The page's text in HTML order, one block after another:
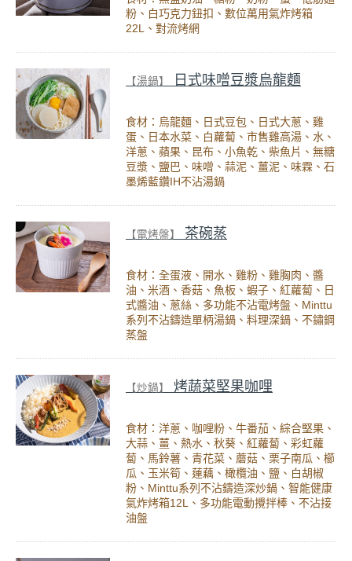
粉、白巧克力鈕扣、數位萬用氣炸烤箱
22L、對流烤網
【湯鍋】 日式味噌豆漿烏龍麵
食材：烏龍麵、日式豆包、日式大蔥、雞
蛋、日本水菜、白蘿蔔、市售雞高湯、水、
洋蔥、蘋果、昆布、小魚乾、柴魚片、無糖
豆漿、鹽巴、味噌、蒜泥、薑泥、味霖、石
墨烯藍鑽IH不沾湯鍋
【電烤盤】 茶碗蒸
食材：全蛋液、開水、雞粉、雞胸肉、醬
油、米酒、香菇、魚板、蝦子、紅蘿蔔、日
式醬油、蔥絲、多功能不沾電烤盤、Minttu
系列不沾鑄造單柄湯鍋、料理深鍋、不鏽鋼
蒸盤
【炒鍋】 烤蔬菜堅果咖哩
食材：洋蔥、咖哩粉、牛番茄、綜合堅果、
大蒜、薑、熱水、秋葵、紅蘿蔔、彩虹蘿
蔔、馬鈴薯、青花菜、蘑菇、栗子南瓜、櫛
瓜、玉米筍、蓮藕、橄欖油、鹽、白胡椒
粉、Minttu系列不沾鑄造深炒鍋、智能健康
氣炸烤箱12L、多功能電動攪拌棒、不沾接
油盤